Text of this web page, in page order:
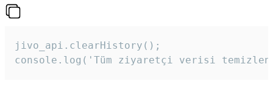
jivo_api.clearHistory();
console.log('Tüm ziyaretçi verisi